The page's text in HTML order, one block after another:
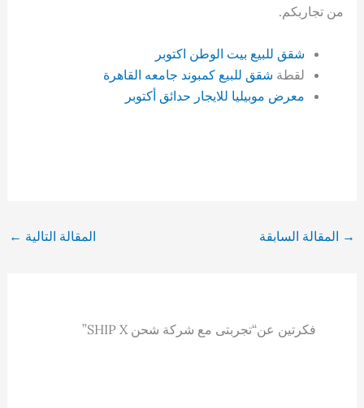
من تجاربكم.
شقق للبيع بيت الوطن اكتوبر
لقطة شقق للبيع كمبوند جامعه القاهرة
معرض موبيليا للايجار حدائق أكتوبر
→ المقالة السابقة المقالة التالية ←
فكرتين عن“تجربتى مع شركة شحن SHIP X”